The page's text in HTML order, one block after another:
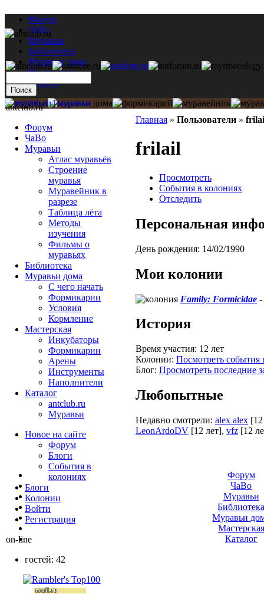
Форум
ЧаВо
Муравьи
Библиотека
Муравьи дома
Мастерская
Каталог
Главная » Пользователи »
frilail
Просмотреть
События в колониях
Отследить
Персональная
День рождения: 14/02/1990
Мои колонии
Family: Formicidae -
История
Время участия: 12 лет
Колонии: Посмотреть события
Блог: Просмотреть последние
Любопытные
Недавно смотрели: alex alex
LeonArdoDV [12 лет], vfz [12
antclub.ru
Форум
ЧаВо
Муравьи
Атлас муравьёв
Строение
муравья
Муравейник в
разрезе
Таблица лёта
Методы
изучения
Фильмы о
муравьях
Библиотека
Муравьи дома
С чего начать
Формикарии
Условия
Кормление
Мастерская
Инкубаторы
Формикарии
Арены
Инструменты
Наполнители
Каталог
antclub.ru
Муравьи
Новое на сайте
Форум
Блоги
События в
колониях
Блоги
Колонии
Войти
Peгиcтpaция
on-line
гостей: 42
Форум
ЧаВо
Муравьи
Муравьи
Мастерская
Каталог